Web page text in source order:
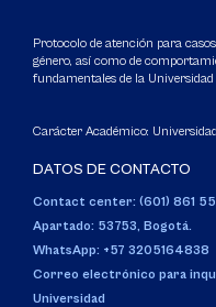
Protocolo de atención para
género, así como de
fundamentales de la Universidad
Carácter Académico: Universidad
DATOS DE CONTACTO
Contact center: (601) 861
Apartado: 53753, Bogotá.
WhatsApp: +57 3205164838
Correo electrónico para
Universidad